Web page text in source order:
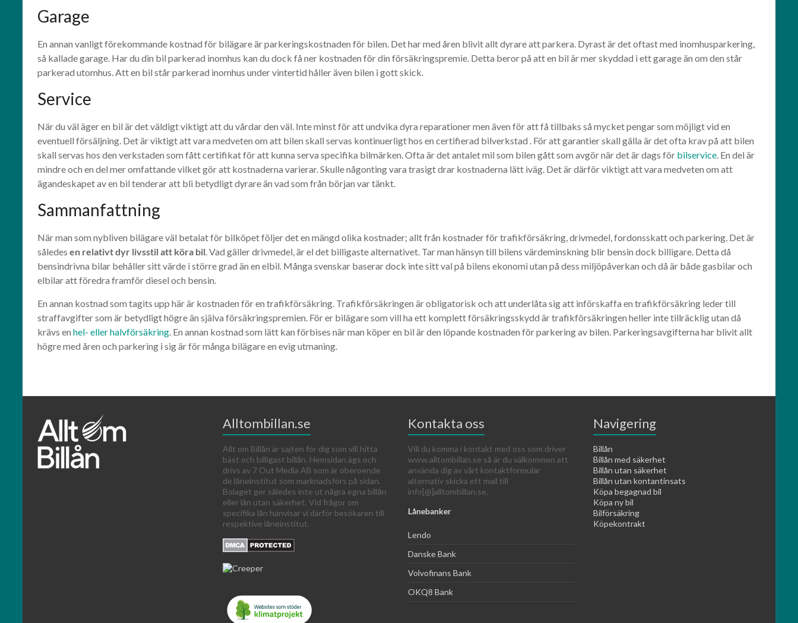
Garage
En annan vanligt förekommande kostnad för bilägare är parkeringskostnaden för bilen. Det har med åren blivit allt dyrare att parkera. Dyrast är det oftast med inomhusparkering,
så kallade garage. Har du din bil parkerad inomhus kan du dock få ner kostnaden för din försäkringspremie. Detta beror på att en bil är mer skyddad i ett garage än om den står
parkerad utomhus. Att en bil står parkerad inomhus under vintertid håller även bilen i gott skick.
Service
När du väl äger en bil är det väldigt viktigt att du vårdar den väl. Inte minst för att undvika dyra reparationer men även för att få tillbaks så mycket pengar som möjligt vid en
eventuell försäljning. Det är viktigt att vara medveten om att bilen skall servas kontinuerligt hos en certifierad bilverkstad . För att garantier skall gälla är det ofta krav på att bilen
skall servas hos den verkstaden som fått certifikat för att kunna serva specifika bilmärken. Ofta är det antalet mil som bilen gått som avgör när det är dags för bilservice. En del är
mindre och en del mer omfattande vilket gör att kostnaderna varierar. Skulle någonting vara trasigt drar kostnaderna lätt iväg. Det är därför viktigt att vara medveten om att
ägandeskapet av en bil tenderar att bli betydligt dyrare än vad som från början var tänkt.
Sammanfattning
När man som nybliven bilägare väl betalat för bilköpet följer det en mängd olika kostnader; allt från kostnader för trafikförsäkring, drivmedel, fordonsskatt och parkering. Det är
således en relativt dyr livsstil att köra bil. Vad gäller drivmedel, är el det billigaste alternativet. Tar man hänsyn till bilens värdeminskning blir bensin dock billigare. Detta då
bensindrivna bilar behåller sitt värde i större grad än en elbil. Många svenskar baserar dock inte sitt val på bilens ekonomi utan på dess miljöpåverkan och då är både gasbilar och
elbilar att föredra framför diesel och bensin.
En annan kostnad som tagits upp här är kostnaden för en trafikförsäkring. Trafikförsäkringen är obligatorisk och att underlåta sig att införskaffa en trafikförsäkring leder till
straffavgifter som är betydligt högre än själva försäkringspremien. För er bilägare som vill ha ett komplett försäkringsskydd är trafikförsäkringen heller inte tillräcklig utan då
krävs en hel- eller halvförsäkring. En annan kostnad som lätt kan förbises när man köper en bil är den löpande kostnaden för parkering av bilen. Parkeringsavgifterna har blivit allt
högre med åren och parkering i sig är för många bilägare en evig utmaning.
Alltombillan.se
Allt om Billån är sajten för dig som vill hitta
bäst och billigast billån. Hemsidan ägs och
drivs av 7 Out Media AB som är oberoende
de låneinstitut som marknadsförs på sidan.
Bolaget ger således inte ut några egna billån
eller lån utan säkerhet. Vid frågor om
specifika lån hänvisar vi därför besökaren till
respektive låneinstitut.
Kontakta oss
Vill du komma i kontakt med oss som driver
www.alltombillan.se så är du välkommen att
använda dig av vårt kontaktformulär
alternativ skicka ett mail till
info[@]alltombillan.se.
Lånebanker
Lendo
Danske Bank
Volvofinans Bank
OKQ8 Bank
Navigering
Billån
Billån med säkerhet
Billån utan säkerhet
Billån utan kontantinsats
Köpa begagnad bil
Köpa ny bil
Bilförsäkring
Köpekontrakt